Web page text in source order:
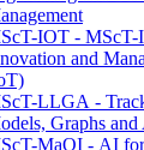
IOT - MScT-
and
LLGA -
Graphs
MaQI - AI